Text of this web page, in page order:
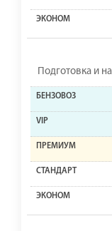
Подготовка и